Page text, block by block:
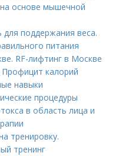
основе мышечной
поддержания веса.
питания
RF-лифтинг в Москве
калорий
навыки
процедуры
в область лица и
тренировку.
тренинг